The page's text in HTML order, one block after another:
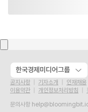
한국경제미디어그룹
공지사항 기자소개 인재채용
이용약관
개인정보처리방침
문의사항